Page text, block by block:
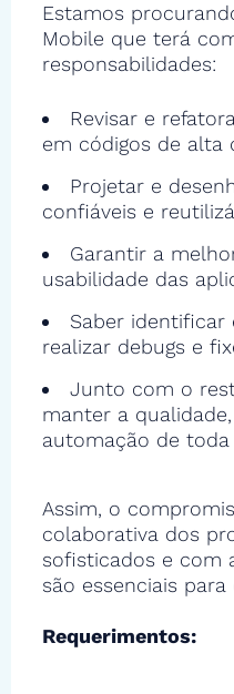
Estamos
Mobile que terá
responsabilidades:
Revisar e
em códigos de alta
Projetar e
confiáveis e
Garantir a
usabilidade das
Saber identificar
realizar debugs e
Junto com o
manter a
automação de toda
Assim, o
colaborativa dos
sofisticados e com
são essenciais para
Requerimentos: